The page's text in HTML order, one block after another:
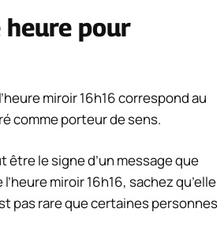
pour
miroir 16h16 correspond au
comme porteur de sens.
le signe d’un message que
miroir 16h16, sachez qu’elle
pas rare que certaines personnes